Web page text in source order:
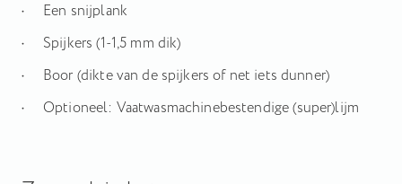
Een snijplank
Spijkers (1-1,5 mm dik)
Boor (dikte van de spijkers of net iets dunner)
Optioneel: Vaatwasmachinebestendige (super)lijm